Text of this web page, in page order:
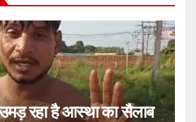
रहा है आस्था का सैलाब